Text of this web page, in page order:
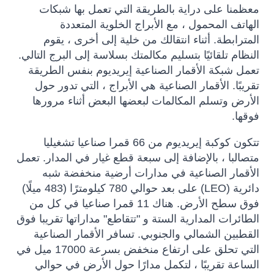
معظمنا على دراية بالطريقة التي تعمل بها شبكات
الهاتف المحمول ، مع الأبراج الخلوية المتعددة
المترابطة. أثناء انتقالك من خلية إلى أخرى ، يقوم
النظام تلقائيًا بتسليم مكالمتك بسلاسة إلى البرج التالي.
تعمل شبكة الأقمار الصناعية إيريديوم بنفس الطريقة
تقريبًا. الأقمار الصناعية هي الأبراج ، التي تدور حول
الأرض وتسلم المكالمات لبعضها البعض أثناء مرورها
فوقها.
تتكون كوكبة إيريديوم من 66 قمرا صناعيا تشغيليا
متصالبا ، بالإضافة إلى سبعة قطع غيار في المدار. تعمل
الأقمار الصناعية في مدارات أرضية منخفضة شبه
دائرية (LEO) على بعد حوالي 780 كيلومترًا (483 ميلًا)
فوق سطح الأرض. هناك 11 قمرا صناعيا في كل من
الطائرات المدارية الستة و "تتقاطع" مداراتها تقريبا فوق
القطبين الشمالي والجنوبي. تسافر الأقمار الصناعية
التي تحلق على ارتفاع منخفض بسرعة 17000 ميل في
الساعة تقريبًا ، لتكمل مدارًا حول الأرض في حوالي